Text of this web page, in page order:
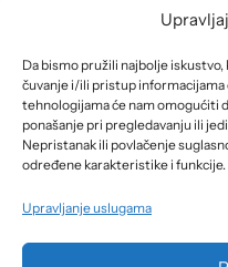
Da bismo pružili najbolje
čuvanje i/ili pristup informacijama
tehnologijama će nam omogućiti
ponašanje pri pregledavanju ili
Nepristanak ili povlačenje
određene karakteristike i funkcije.
Upravljanje uslugama
Uvjeti korištenja
Politika privatnosti
Kolačići